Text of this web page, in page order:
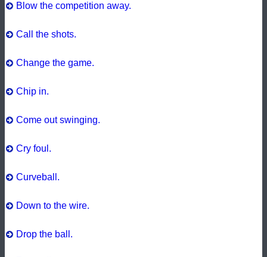
Blow the competition away.
Call the shots.
Change the game.
Chip in.
Come out swinging.
Cry foul.
Curveball.
Down to the wire.
Drop the ball.